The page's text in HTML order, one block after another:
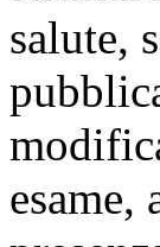
salute,